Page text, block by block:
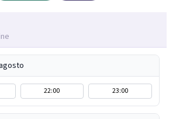
22:00 23:00